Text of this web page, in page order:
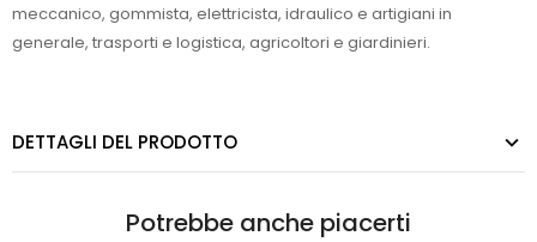
meccanico, gommista, elettricista, idraulico e artigiani in
generale, trasporti e logistica, agricoltori e giardinieri.
DETTAGLI DEL PRODOTTO
Potrebbe anche piacerti